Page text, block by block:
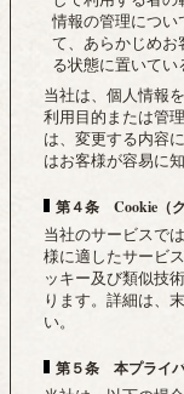
情報の管理につ
て、あらかじめ
る状態に置いてい
当社は、個人情報
利用目的または管
は、変更する内容
はお客様が容易に
第４条 Cookie（
当社のサービスで
様に適したサービ
ッキー及び類似技
ります。詳細は、
い。
第５条 本プライ